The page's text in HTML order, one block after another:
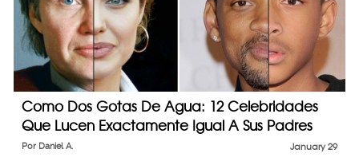
Como Dos Gotas De Agua: 12 Celebridades
Que Lucen Exactamente Igual A Sus Padres
January 29
Por Daniel A.